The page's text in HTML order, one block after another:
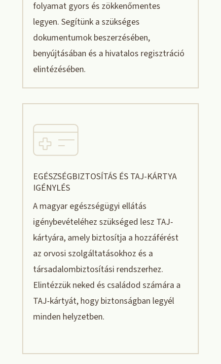
folyamat gyors és zökkenőmentes
legyen. Segítünk a szükséges
dokumentumok beszerzésében,
benyújtásában és a hivatalos regisztráció
elintézésében.
EGÉSZSÉGBIZTOSÍTÁS ÉS TAJ-KÁRTYA
IGÉNYLÉS
A magyar egészségügyi ellátás
igénybevételéhez szükséged lesz TAJ-
kártyára, amely biztosítja a hozzáférést
az orvosi szolgáltatásokhoz és a
társadalombiztosítási rendszerhez.
Elintézzük neked és családod számára a
TAJ-kártyát, hogy biztonságban legyél
minden helyzetben.